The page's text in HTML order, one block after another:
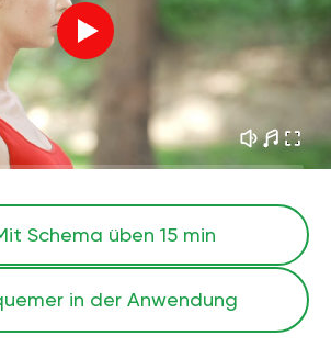
Schema üben 15 min
in der Anwendung